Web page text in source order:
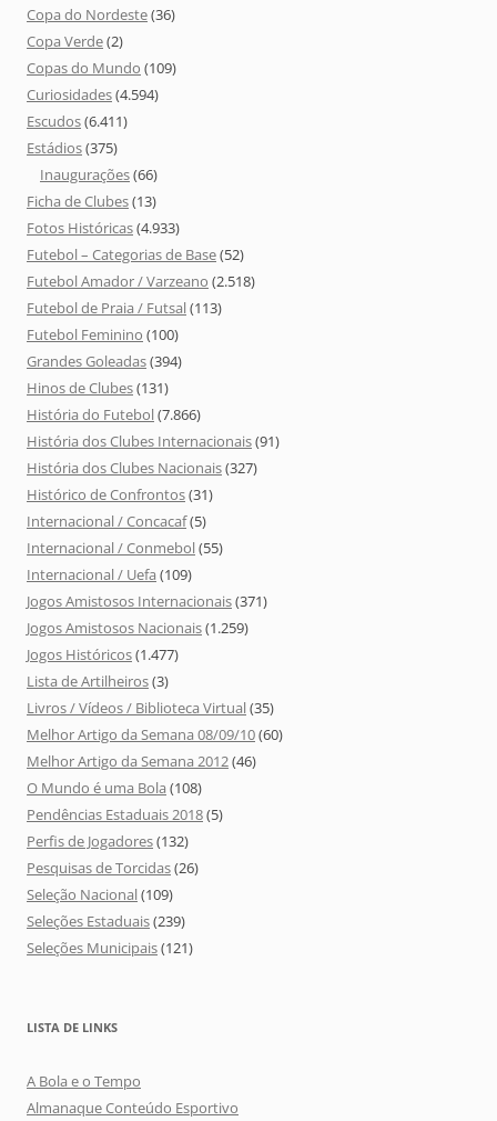
Copa do Nordeste(36)
Copa Verde(2)
Copas do Mundo (109)
Curiosidades(4.594)
Escudos(6.411)
Estádios(375)
Inaugurações(66)
Ficha de Clubes(13)
Fotos Históricas(4.933)
Futebol – Categorias de Base(52)
Futebol Amador / Varzeano (2.518)
Futebol de Praia / Futsal(113)
Futebol Feminino (100)
Grandes Goleadas(394)
Hinos de Clubes(131)
História do Futebol(7.866)
História dos Clubes Internacionais(91)
História dos Clubes Nacionais(327)
Histórico de Confrontos(31)
Internacional / Concacaf(5)
Internacional / Conmebol(55)
Internacional / Uefa (109)
Jogos Amistosos Internacionais(371)
Jogos Amistosos Nacionais(1.259)
Jogos Históricos(1.477)
Lista de Artilheiros(3)
Livros / Vídeos / Biblioteca Virtual(35)
Melhor Artigo da Semana 08/09/10(60)
Melhor Artigo da Semana 2012(46)
O Mundo é uma Bola (108)
Pendências Estaduais 2018(5)
Perfis de Jogadores(132)
Pesquisas de Torcidas(26)
Seleção Nacional(109)
Seleções Estaduais(239)
Seleções Municipais(121)
LISTA DE LINKS
A Bola e o Tempo
Almanaque Conteúdo Esportivo